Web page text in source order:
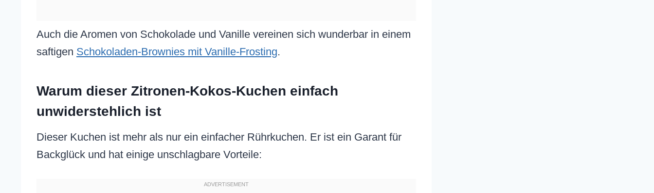
Auch die Aromen von Schokolade und Vanille vereinen sich wunderbar in einem
saftigen Schokoladen-Brownies mit Vanille-Frosting.
Warum dieser Zitronen-Kokos-Kuchen einfach
unwiderstehlich ist
Dieser Kuchen ist mehr als nur ein einfacher Rührkuchen. Er ist ein Garant für
Backglück und hat einige unschlagbare Vorteile: